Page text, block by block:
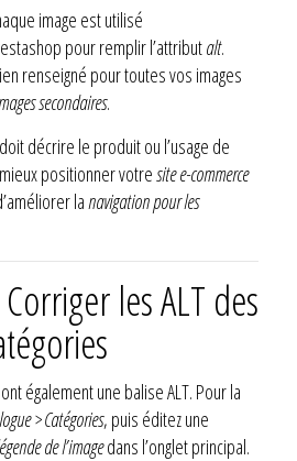
image est utilisé
pour remplir l’attributalt.
renseigné pour toutes vos images
secondaires.
décrire le produit ou l’usage de
positionner votresite e-commerce
la navigation pour les
les ALT des
également une balise ALT. Pour la
> Catégories, puis éditez une
de l’imagedans l’onglet principal.